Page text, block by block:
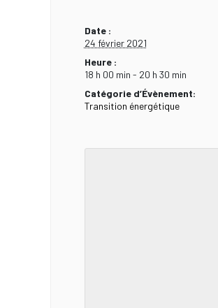
Date :
24 février 2021
Heure :
18 h 00 min - 20 h 30 min
Catégorie d’Évènement:
Transition énergétique